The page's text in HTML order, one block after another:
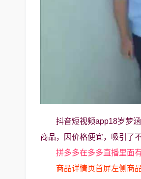
抖音短视频app18岁梦
商品，因价格便宜，吸引了
拼多多在多多直播里面
商品详情页首屏左侧商